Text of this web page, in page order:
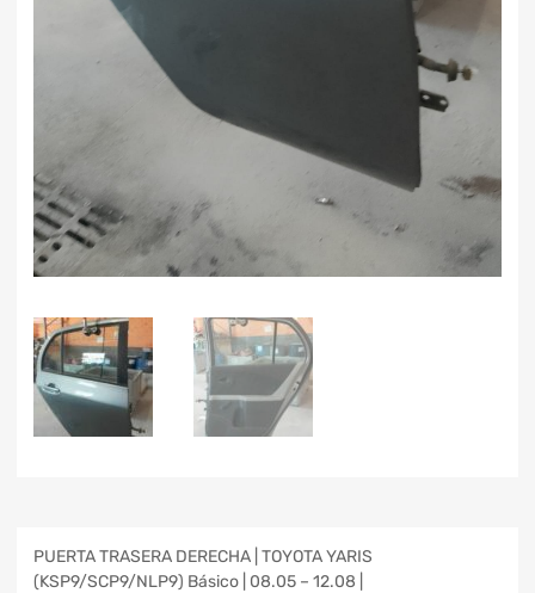
PUERTA TRASERA DERECHA | TOYOTA YARIS
(KSP9/SCP9/NLP9) Básico | 08.05 – 12.08 |